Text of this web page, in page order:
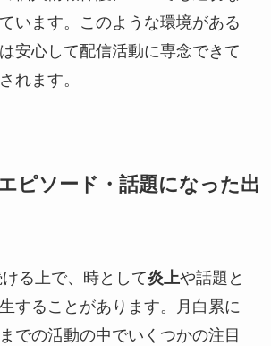
います。このような環境がある
安心して配信活動に専念できて
れます。
ピソード・話題になった出
る上で、時として炎上や話題と
することがあります。月白累に
での活動の中でいくつかの注目